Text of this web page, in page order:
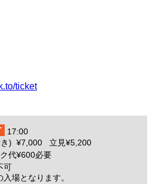
ticket
17:00
き) ¥7,000 立見¥5,200
代¥600必要
可
場となります。